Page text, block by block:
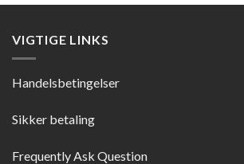
VIGTIGE LINKS
Handelsbetingelser
Sikker betaling
Frequently Ask Question